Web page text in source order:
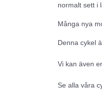
normalt sett i
Många nya
Denna cykel
Vi kan även
Se alla våra